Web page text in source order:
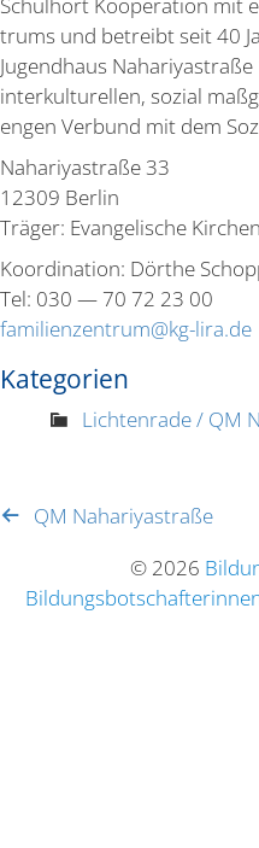
trums und betreibt seit 40
Jugendhaus
inter­kul­tu­rellen, sozial
engen Verbund mit dem
Nahari­ya­straße 33
12309 Berlin
Träger: Evange­lische
Koordi­nation: Dörthe
Tel: 030 — 70 72 23 00
familienzentrum@kg-lira.de
Kategorien
Lichtenrade / QM
QM Nahari­ya­straße
© 2026